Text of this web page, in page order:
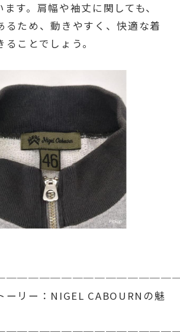
す。肩幅や袖丈に関しても、
るため、動きやすく、快適な着
ことでしょう。
ーリー：NIGEL CABOURNの魅